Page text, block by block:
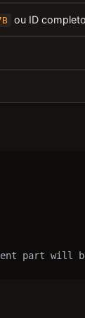
ou ID completo
part will be